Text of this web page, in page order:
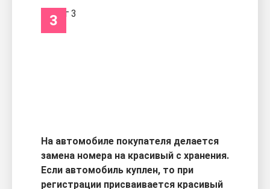
3
На автомобиле покупателя делается
замена номера на красивый с хранения.
Если автомобиль куплен, то при
регистрации присваивается красивый